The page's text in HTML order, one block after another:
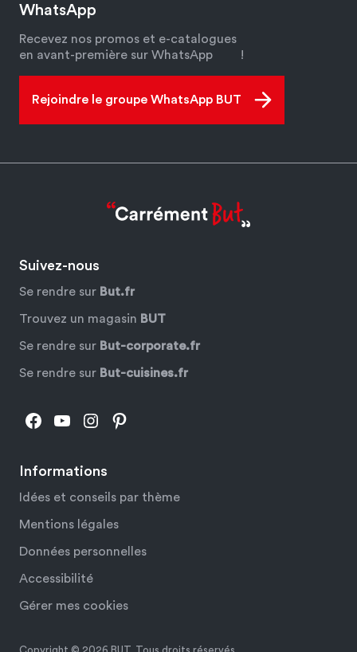
WhatsApp
Recevez nos promos et e-catalogues
en avant-première sur WhatsApp
!
Rejoindre le groupe WhatsApp BUT
Informations
Idées et conseils par thème
Mentions légales
Données personnelles
Accessibilité
Gérer mes cookies
Suivez-nous
Se rendre sur But.fr
Trouvez un magasin BUT
Se rendre sur But-corporate.fr
Se rendre sur But-cuisines.fr
Facebook
YouTube
Instagram
Pinterest